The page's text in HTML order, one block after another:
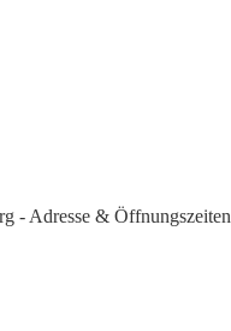
- Adresse & Öffnungszeiten